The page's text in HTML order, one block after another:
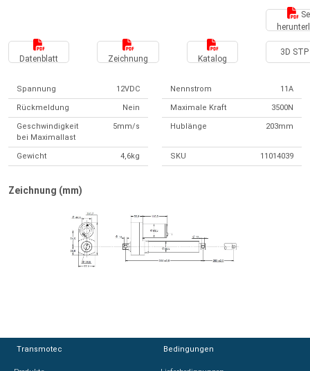
Datenblatt Zeichnung Katalog
3D STP
Spannung 12VDC Nennstrom 11A
Rückmeldung Nein Maximale Kraft 3500N
Geschwindigkeit
bei Maximallast
5mm/s Hublänge 203mm
Gewicht 4,6kg SKU 11014039
Zeichnung (mm)
Transmotec Bedingungen
Transmotec Bedingungen